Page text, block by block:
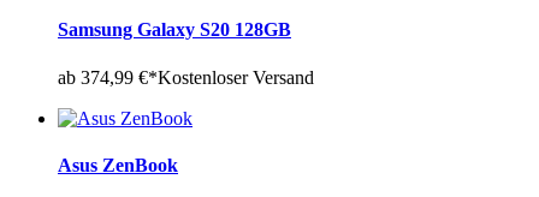
Samsung Galaxy S20 128GB
ab 374,99 €*Kostenloser Versand
Asus ZenBook